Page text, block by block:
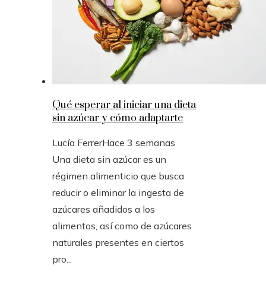
Qué esperar al iniciar una dieta
sin azúcar y cómo adaptarte
Lucía FerrerHace 3 semanas
Una dieta sin azúcar es un
régimen alimenticio que busca
reducir o eliminar la ingesta de
azúcares añadidos a los
alimentos, así como de azúcares
naturales presentes en ciertos
pro...